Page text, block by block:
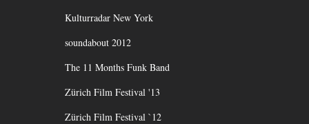
Kulturradar New York
soundabout 2012
The 11 Months Funk Band
Zürich Film Festival '13
Zürich Film Festival `12